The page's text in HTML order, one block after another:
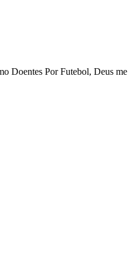
Doentes Por Futebol, Deus me